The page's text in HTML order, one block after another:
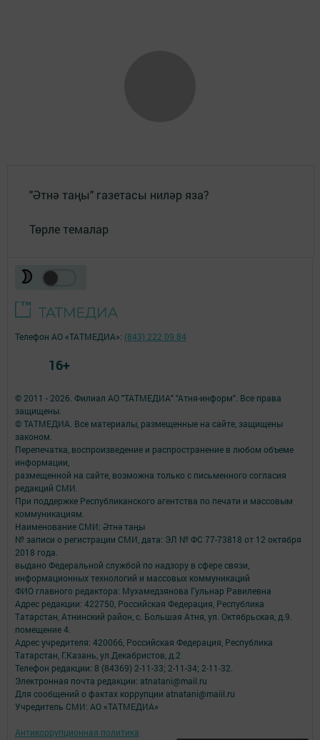
"Әтнә таңы" газетасы ниләр яза?
Төрле темалар
© 2011 - 2026. Филиал АО "ТАТМЕДИА" "Атня-информ". Все права
защищены.
© ТАТМЕДИА. Все материалы, размещенные на сайте, защищены
законом.
Перепечатка, воспроизведение и распространение в любом объеме
информации,
размещенной на сайте, возможна только с письменного согласия
редакций СМИ.
При поддержке Республиканского агентства по печати и массовым
коммуникациям.
Наименование СМИ: Әтнә таңы
№ записи о регистрации СМИ, дата: ЭЛ № ФС 77-73818 от 12 октября
2018 года.
выдано Федеральной службой по надзору в сфере связи,
информационных технологий и массовых коммуникаций
ФИО главного редактора: Мухамедзянова Гульнар Равилевна
Адрес редакции: 422750, Российская Федерация, Республика
Татарстан, Атнинский район, с. Большая Атня, ул. Октябрьская, д.9.
помещение 4.
Адрес учредителя: 420066, Российская Федерация, Республика
Татарстан, Г.Казань, ул.Декабристов, д.2
Телефон редакции: 8 (84369) 2-11-33; 2-11-34; 2-11-32.
Электронная почта редакции: atnatani@mail.ru
Для сообщений о фактах коррупции atnatani@maiil.ru
Учредитель СМИ: АО «ТАТМЕДИА»
Антикоррупционная политика
Телефон АО «ТАТМЕДИА»: (843) 222 09 84
16+